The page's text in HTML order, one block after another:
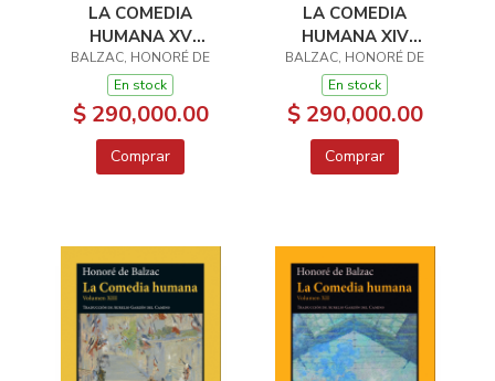
LA COMEDIA
HUMANA XV
ESCENAS DE LA
VIDA MILITAR
BALZAC, HONORÉ DE
En stock
$ 290,000.00
Comprar
LA COMEDIA
HUMANA XIV
ESCENAS DE LA
VIDA CAMPESTRE
BALZAC, HONORÉ DE
En stock
$ 290,000.00
Comprar